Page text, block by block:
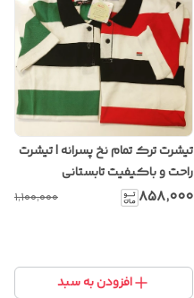
تیشرت ترک تمام نخ پسرانه | تیشرت
راحت و باکیفیت تابستانی
۸۵۸٬۰۰۰ ۱٬۱۰۰٬۰۰۰
افزودن به سبد